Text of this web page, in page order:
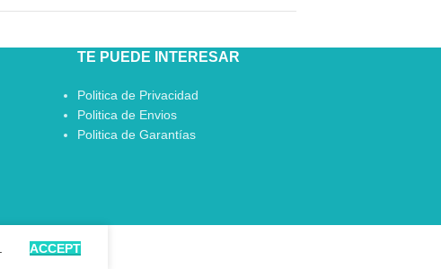
TE PUEDE INTERESAR
Politica de Privacidad
Politica de Envios
Politica de Garantías
ACCEPT